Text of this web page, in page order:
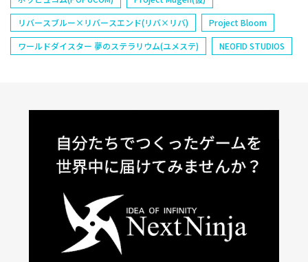
リバースブルー×リバースエンド(リバ×リバ)
Project Bloom
ワールドダイスター 夢のステラリウム(ユメステ)
NEOFID STUDIOS